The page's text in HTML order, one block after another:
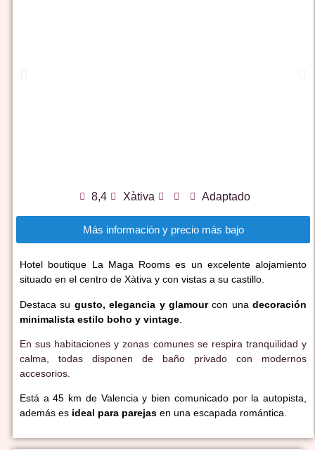
8,4 Xàtiva Adaptado
Más información y precio más bajo
Hotel boutique La Maga Rooms es un excelente alojamiento
situado en el centro de Xàtiva y con vistas a su castillo.
Destaca su gusto, elegancia y glamourcon una decoración
minimalista estilo boho y vintage
En sus habitaciones y zonas comunes se respira tranquilidad y
calma, todas disponen de baño privado con modernos
accesorios.
Está a 45 km de Valencia y bien comunicado por la autopista,
además es ideal para parejas en una escapada romántica.